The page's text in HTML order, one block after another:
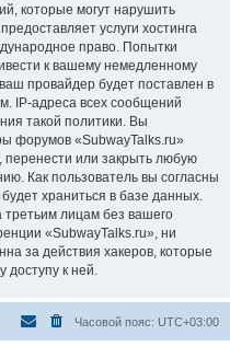
которые могут нарушить
услуги хостинга
право. Попытки
к вашему немедленному
провайдер будет поставлен в
IP-адреса всех сообщений
такой политики. Вы
форумов «SubwayTalks.ru»
перенести или закрыть любую
Как пользователь вы согласны
храниться в базе данных.
лицам без вашего
«SubwayTalks.ru», ни
за действия хакеров, которые
доступу к ней.
Часовой пояс: UTC+03:00